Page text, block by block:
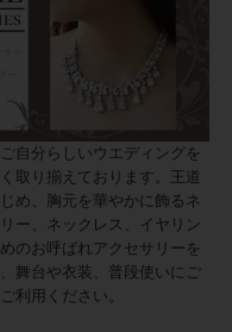
自分らしいウエディングを
取り揃えております。王道
め、胸元を華やかに飾るネ
ー、ネックレス、イヤリン
のお呼ばれアクセサリーを
舞台や衣装、普段使いにご
利用ください。